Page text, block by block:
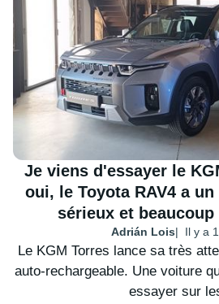
Je viens d'essayer le
oui, le Toyota RAV4 a
sérieux et
Adrián Lois Il y a
Le KGM Torres lance sa très
auto-rechargeable. Une voiture
essayer sur